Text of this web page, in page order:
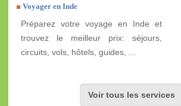
Voyager en Inde
Préparez votre voyage en Inde et
trouvez le meilleur prix: séjours,
circuits, vols, hôtels, guides, ...
Voir tous les services